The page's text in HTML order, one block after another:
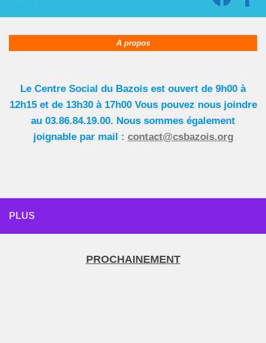
A propos
Le Centre Social du Bazois est ouvert de 9h00 à
12h15 et de 13h30 à 17h00 Vous pouvez nous joindre
au 03.86.84.19.00. Nous sommes également
joignable par mail : contact@csbazois.org
PLUS
PROCHAINEMENT